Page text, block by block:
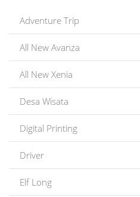
Adventure Trip
All New Avanza
All New Xenia
Desa Wisata
Digital Printing
Driver
Elf Long